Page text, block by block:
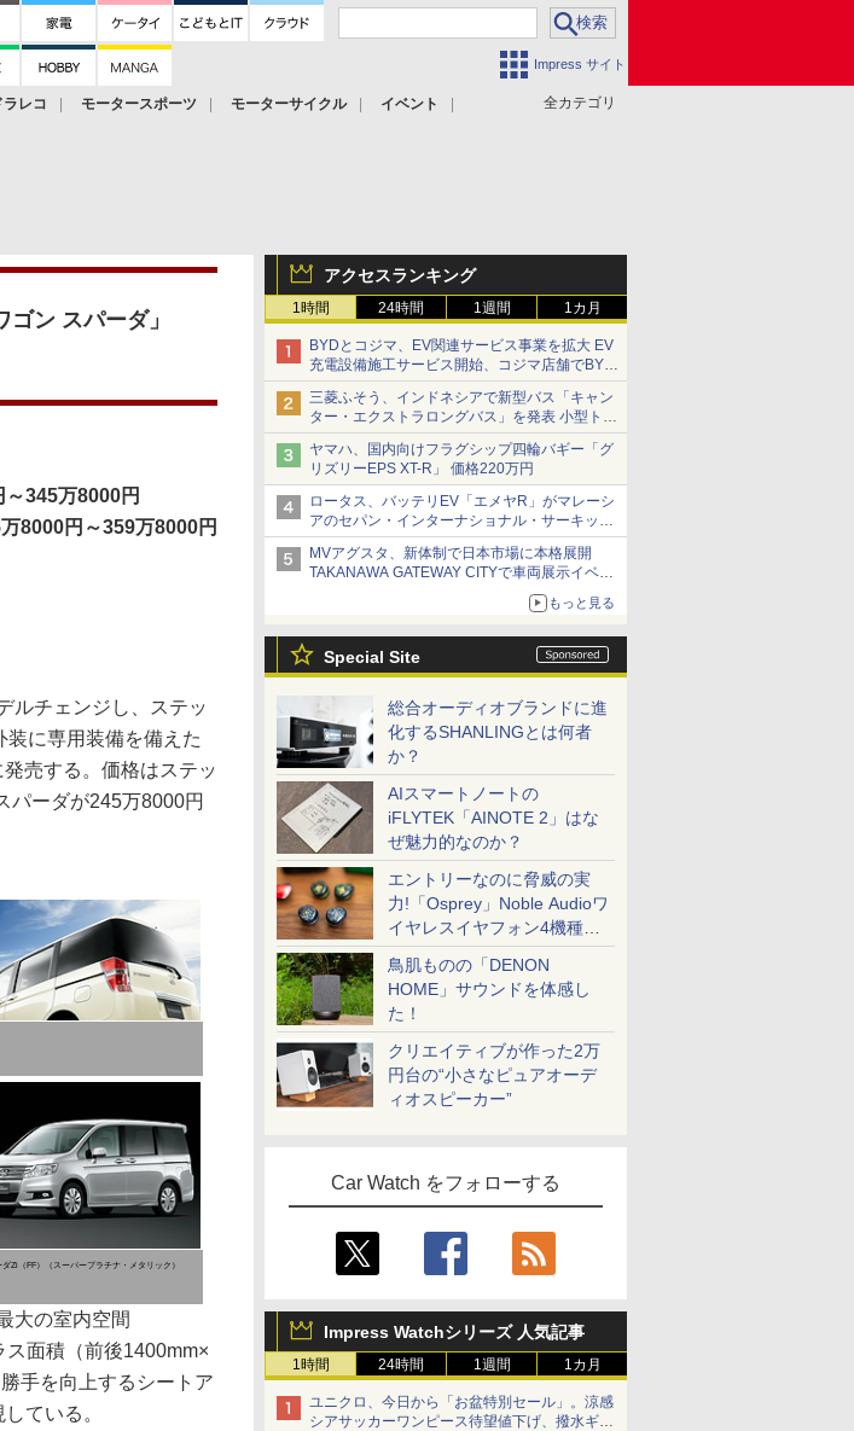
Impress サイト
全カテゴリ
ラレコ モータースポーツ モーターサイクル
イベント
アクセスランキング
1時間 24時間 1週間 1カ月
BYDとコジマ、EV関連サービス事業を拡大 EV
充電設備施工サービス開始、コジマ店舗でBYD
車の展示・試乗イベントを強化
三菱ふそう、インドネシアで新型バス「キャン
ター・エクストラロングバス」を発表 小型トラ
ックベースの観光・旅客輸送向けバス
ヤマハ、国内向けフラグシップ四輪バギー「グ
リズリーEPS XT-R」 価格220万円
ロータス、バッテリEV「エメヤR」がマレーシ
アのセパン・インターナショナル・サーキット
のBEV最速タイムを樹立
MVアグスタ、新体制で日本市場に本格展開
TAKANAWA GATEWAY CITYで車両展示イベン
もっと見る
Special Site
総合オーディオブランドに進
化するSHANLINGとは何者
か？
AIスマートノートの
iFLYTEK「AINOTE 2」はな
ぜ魅力的なのか？
エントリーなのに脅威の実
力!「Osprey」Noble Audioワ
イヤレスイヤフォン4機種を
一気に聴く
鳥肌ものの「DENON
HOME」サウンドを体感し
た！
クリエイティブが作った2万
円台の“小さなピュアオーデ
ィオスピーカー”
Car Watch をフォローする
Impress Watchシリーズ 人気記事
1時間 24時間 1週間 1カ月
ユニクロ、今日から「お盆特別セール」。涼感
シアサッカーワンピース待望値下げ、撥水ギア
ン スパーダ」
345万8000円
8000円～359万8000円
ルチェンジし、ステッ
に専用装備を備えた
売する。価格はステッ
パーダが245万8000円
ダZi（FF）（スーパープラチナ・メタリック）
大の室内空間
面積（前後1400mm×
手を向上するシートア
ている。